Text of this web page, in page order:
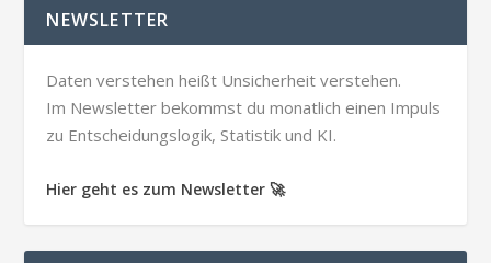
NEWSLETTER
Daten verstehen heißt Unsicherheit verstehen.
Im Newsletter bekommst du monatlich einen Impuls
zu Entscheidungslogik, Statistik und KI.
Hier geht es zum Newsletter 🚀